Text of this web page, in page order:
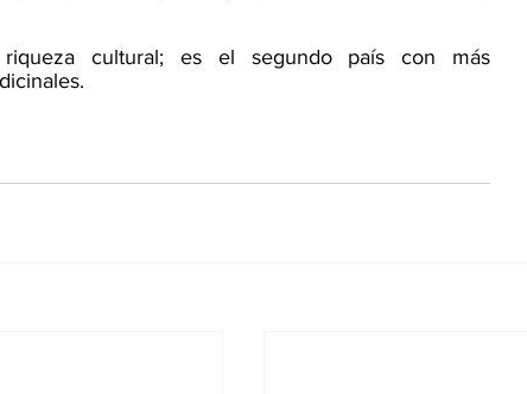
riqueza cultural; es el segundo país con más